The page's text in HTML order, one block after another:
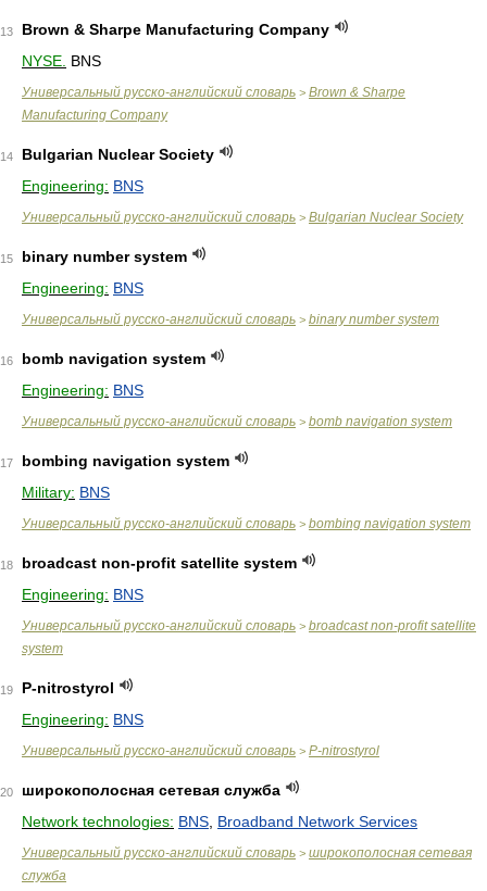
13
Brown & Sharpe Manufacturing Company
NYSE. BNS
Универсальный русско-английский словарь > Brown & Sharpe
Manufacturing Company
14
Bulgarian Nuclear Society
Engineering: BNS
Универсальный русско-английский словарь > Bulgarian Nuclear Society
15
binary number system
Engineering: BNS
Универсальный русско-английский словарь > binary number system
16
bomb navigation system
Engineering: BNS
Универсальный русско-английский словарь > bomb navigation system
17
bombing navigation system
Military: BNS
Универсальный русско-английский словарь > bombing navigation system
18
broadcast non-profit satellite system
Engineering: BNS
Универсальный русско-английский словарь > broadcast non-profit satellite
system
19
Р-nitrostyrol
Engineering: BNS
Универсальный русско-английский словарь > Р-nitrostyrol
20
широкополосная сетевая служба
Network technologies: BNS Broadband Network Services
Универсальный русско-английский словарь > широкополосная сетевая
служба